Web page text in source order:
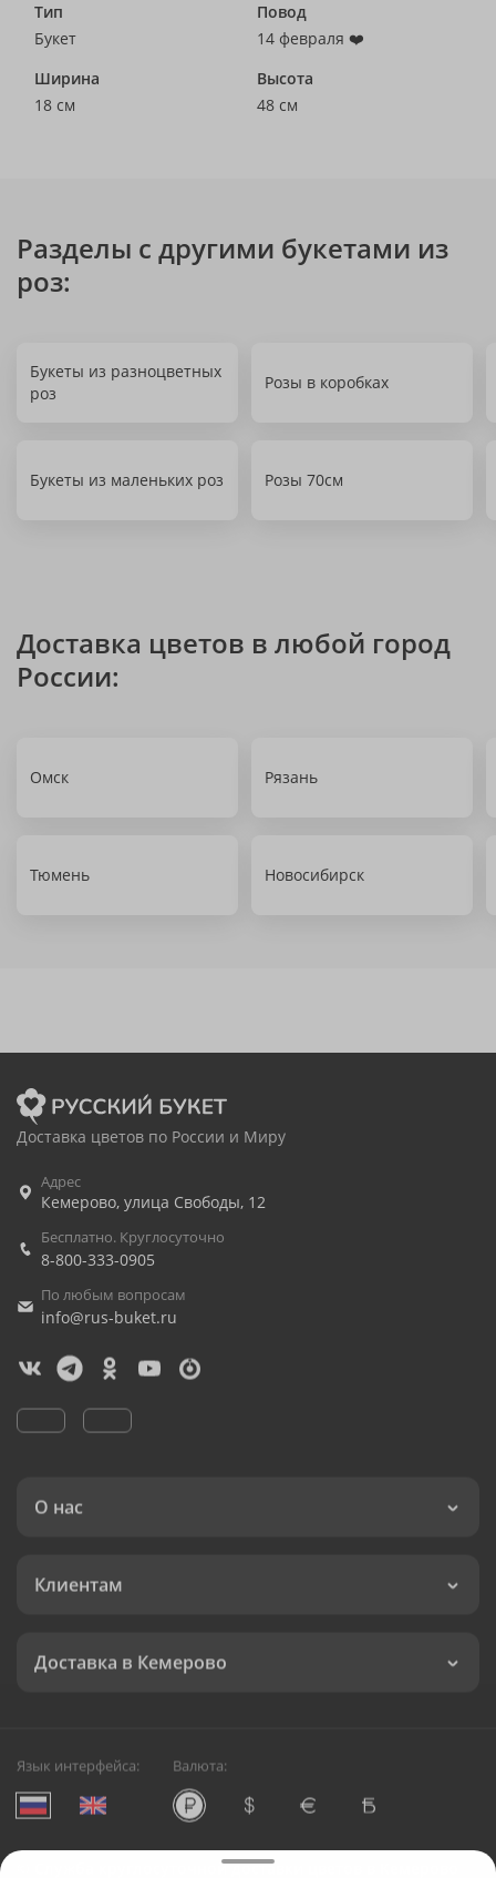
Тип
Букет
Повод
14 февраля ❤️
Ширина
18 см
Высота
48 см
Разделы с другими букетами из
роз:
Букеты из разноцветных
роз
Розы в коробках
Букеты из маленьких роз Розы 70см
Доставка цветов в любой город
России:
Омск Рязань
Тюмень Новосибирск
Доставка цветов по России и Миру
Адрес
Кемерово, улица Свободы, 12
Бесплатно. Круглосуточно
8-800-333-0905
По любым вопросам
info@rus-buket.ru
О нас
Клиентам
Доставка в Кемерово
Язык интерфейса: Валюта:
Служба круглосуточной доставки цветов в Кемерово